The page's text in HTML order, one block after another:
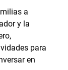
a
y la
para
en